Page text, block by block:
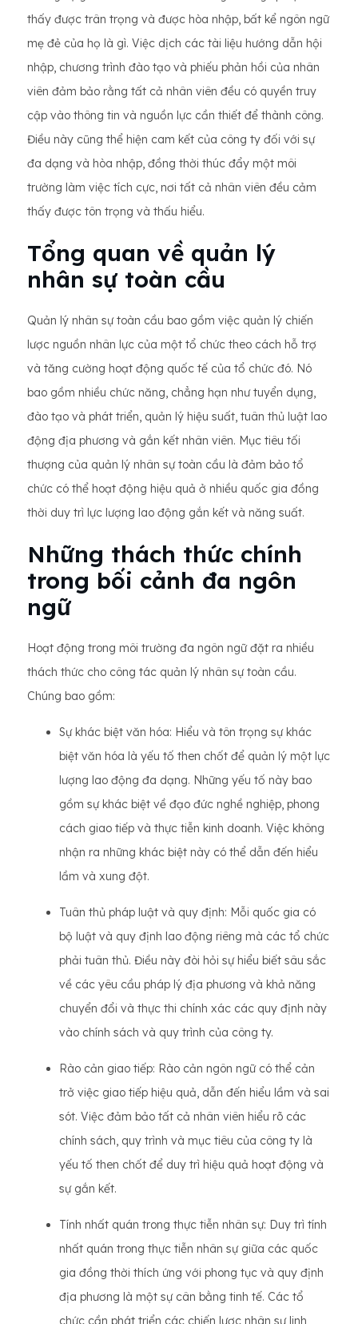
thấy được trân trọng và được hòa nhập, bất kể ngôn ngữ
mẹ đẻ của họ là gì. Việc dịch các tài liệu hướng dẫn hội
nhập, chương trình đào tạo và phiếu phản hồi của nhân
viên đảm bảo rằng tất cả nhân viên đều có quyền truy
cập vào thông tin và nguồn lực cần thiết để thành công.
Điều này cũng thể hiện cam kết của công ty đối với sự
đa dạng và hòa nhập, đồng thời thúc đẩy một môi
trường làm việc tích cực, nơi tất cả nhân viên đều cảm
thấy được tôn trọng và thấu hiểu.
Tổng quan về quản lý
nhân sự toàn cầu
Quản lý nhân sự toàn cầu bao gồm việc quản lý chiến
lược nguồn nhân lực của một tổ chức theo cách hỗ trợ
và tăng cường hoạt động quốc tế của tổ chức đó. Nó
bao gồm nhiều chức năng, chẳng hạn như tuyển dụng,
đào tạo và phát triển, quản lý hiệu suất, tuân thủ luật lao
động địa phương và gắn kết nhân viên. Mục tiêu tối
thượng của quản lý nhân sự toàn cầu là đảm bảo tổ
chức có thể hoạt động hiệu quả ở nhiều quốc gia đồng
thời duy trì lực lượng lao động gắn kết và năng suất.
Những thách thức chính
trong bối cảnh đa ngôn
ngữ
Hoạt động trong môi trường đa ngôn ngữ đặt ra nhiều
thách thức cho công tác quản lý nhân sự toàn cầu.
Chúng bao gồm:
Sự khác biệt văn hóa: Hiểu và tôn trọng sự khác
biệt văn hóa là yếu tố then chốt để quản lý một lực
lượng lao động đa dạng. Những yếu tố này bao
gồm sự khác biệt về đạo đức nghề nghiệp, phong
cách giao tiếp và thực tiễn kinh doanh. Việc không
nhận ra những khác biệt này có thể dẫn đến hiểu
lầm và xung đột.
Tuân thủ pháp luật và quy định: Mỗi quốc gia có
bộ luật và quy định lao động riêng mà các tổ chức
phải tuân thủ. Điều này đòi hỏi sự hiểu biết sâu sắc
về các yêu cầu pháp lý địa phương và khả năng
chuyển đổi và thực thi chính xác các quy định này
vào chính sách và quy trình của công ty.
Rào cản giao tiếp: Rào cản ngôn ngữ có thể cản
trở việc giao tiếp hiệu quả, dẫn đến hiểu lầm và sai
sót. Việc đảm bảo tất cả nhân viên hiểu rõ các
chính sách, quy trình và mục tiêu của công ty là
yếu tố then chốt để duy trì hiệu quả hoạt động và
sự gắn kết.
Tính nhất quán trong thực tiễn nhân sự: Duy trì tính
nhất quán trong thực tiễn nhân sự giữa các quốc
gia đồng thời thích ứng với phong tục và quy định
địa phương là một sự cân bằng tinh tế. Các tổ
chức cần phát triển các chiến lược nhân sự linh